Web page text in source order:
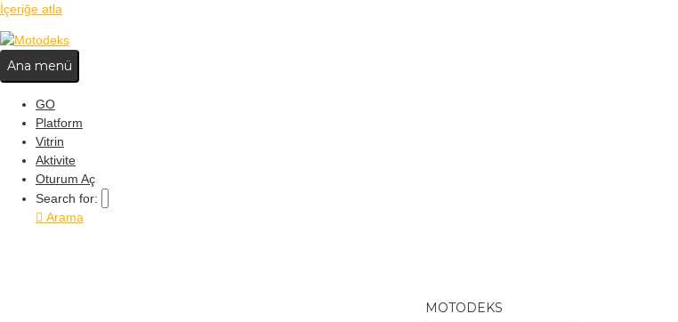
İçeriğe atla
Ana menü
GO
Platform
Vitrin
Aktivite
Oturum Aç
Search for:
Arama
MOTODEKS